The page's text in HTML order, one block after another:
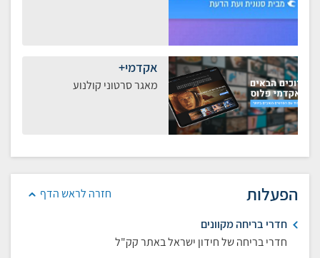
אקדמי+
מאגר סרטוני קולנוע
חזרה לראש הדף הפעלות
חדרי בריחה מקוונים
חדרי בריחה של חידון ישראל באתר קק"ל